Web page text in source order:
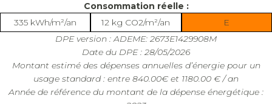
Consommation réelle :
335 kWh/m²/an
12 kg CO2/m²/an
E
DPE version : ADEME: 2673E1429908M
Date du DPE : 28/05/2026
Montant estimé des dépenses annuelles d’énergie pour un
usage standard : entre 840.00€ et 1180.00 € / an
Année de référence du montant de la dépense énergétique :